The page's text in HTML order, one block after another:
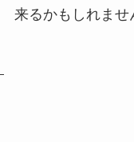
来るかもしれませ